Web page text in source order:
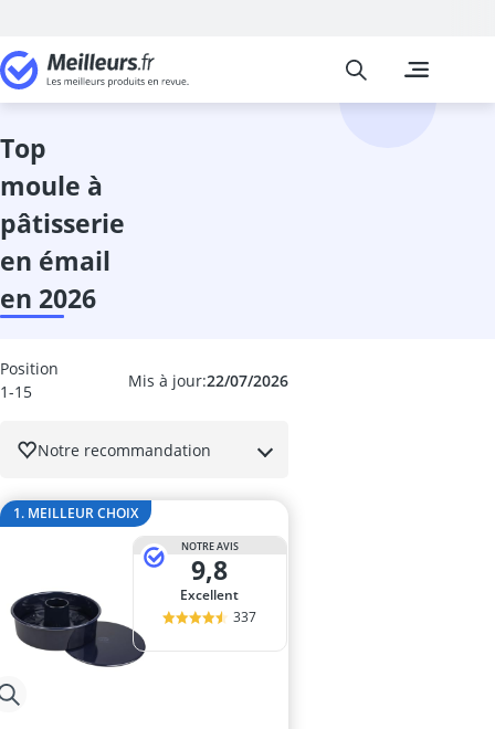
Cuisine et
Abattant wc
Meilleurs
top
moule à
pâtisserie
en émail
en 2026
Mis à jour:22/07/2026
Position
1-15
Notre recommandation
1. MEILLEUR CHOIX
NOTRE AVIS
9,8
Excellent
337